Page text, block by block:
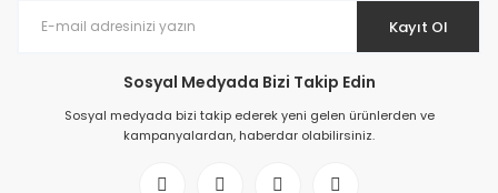
Kayıt Ol
Sosyal Medyada Bizi Takip Edin
Sosyal medyada bizi takip ederek yeni gelen ürünlerden ve
kampanyalardan, haberdar olabilirsiniz.